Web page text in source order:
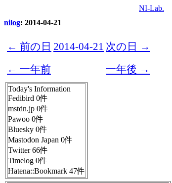
NI-Lab.
nilog: 2014-04-21
← 前の日 2014-04-21 次の日 →
← 一年前
一年後 →
Today's Information
Fedibird 0件
mstdn.jp 0件
Pawoo 0件
Bluesky 0件
Mastodon Japan 0件
Twitter 66件
Timelog 0件
Hatena::Bookmark 47件